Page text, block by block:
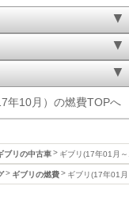
年10月）の燃費TOPへ
ブリの中古車 ギブリ(17年01月
ギブリの燃費 ギブリ(17年01